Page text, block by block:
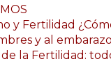
y Fertilidad
y al
la Fertilidad: